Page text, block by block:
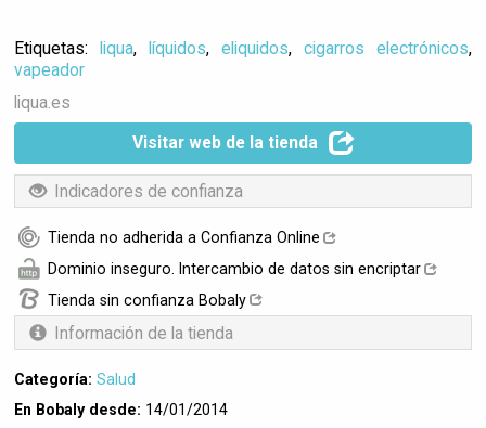
Etiquetas: liqua, líquidos, eliquidos, cigarros electrónicos,
vapeador
liqua.es
Visitar web de la tienda
Indicadores de confianza
Tienda no adherida a Confianza Online
Dominio inseguro. Intercambio de datos sin encriptar
Tienda sin confianza Bobaly
Información de la tienda
Categoría: Salud
En Bobaly desde: 14/01/2014